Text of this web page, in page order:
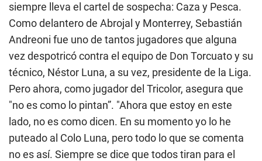
siempre lleva el cartel de sospecha: Caza y Pesca.
Como delantero de Abrojal y Monterrey, Sebastián
Andreoni fue uno de tantos jugadores que alguna
vez despotricó contra el equipo de Don Torcuato y su
técnico, Néstor Luna, a su vez, presidente de la Liga.
Pero ahora, como jugador del Tricolor, asegura que
"no es como lo pintan”. "Ahora que estoy en este
lado, no es como dicen. En su momento yo lo he
puteado al Colo Luna, pero todo lo que se comenta
no es así. Siempre se dice que todos tiran para el